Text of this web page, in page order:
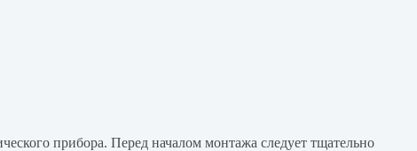
прибора. Перед началом монтажа следует тщательно